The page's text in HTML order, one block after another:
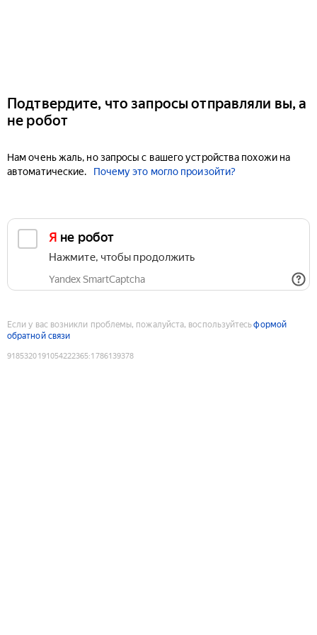
Подтвердите, что запросы отправляли вы, а
не робот
Нам очень жаль, но запросы с вашего устройства похожи на
автоматические.
Почему это могло произойти?
Я не робот
Нажмите, чтобы продолжить
Yandex SmartCaptcha
Если у вас возникли проблемы, пожалуйста, воспользуйтесьформой
обратной связи
9185320191054222365:1786139378